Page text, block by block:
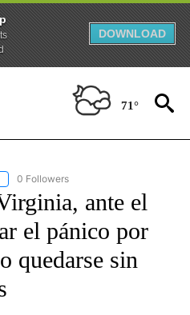
DOWNLOAD
71°
"CNN - SPANISH" TO RECEIVE
0 Followers
ante el
el pánico por
quedarse sin